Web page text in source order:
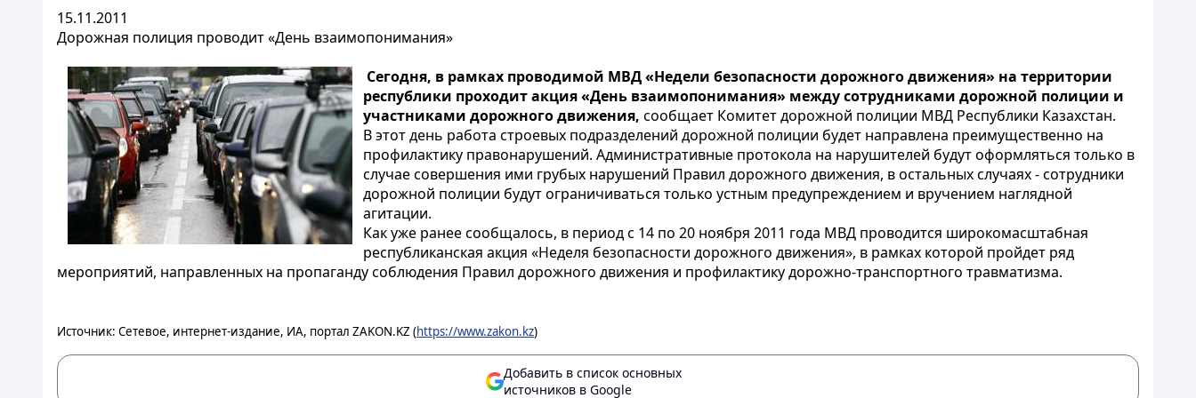
15.11.2011
Дорожная полиция проводит «День взаимопонимания»
Сегодня, в рамках проводимой МВД «Недели безопасности дорожного движения» на территории
республики проходит акция «День взаимопонимания» между сотрудниками дорожной полиции и
участниками дорожного движения, сообщает Комитет дорожной полиции МВД Республики Казахстан.
В этот день работа строевых подразделений дорожной полиции будет направлена преимущественно на
профилактику правонарушений. Административные протокола на нарушителей будут оформляться только в
случае совершения ими грубых нарушений Правил дорожного движения, в остальных случаях - сотрудники
дорожной полиции будут ограничиваться только устным предупреждением и вручением наглядной
агитации.
Как уже ранее сообщалось, в период с 14 по 20 ноября 2011 года МВД проводится широкомасштабная
республиканская акция «Неделя безопасности дорожного движения», в рамках которой пройдет ряд
мероприятий, направленных на пропаганду соблюдения Правил дорожного движения и профилактику дорожно-транспортного травматизма.
Источник: Сетевое, интернет-издание, ИА, портал ZAKON.KZ (https://www.zakon.kz)
Добавить в список основных
источников в Google